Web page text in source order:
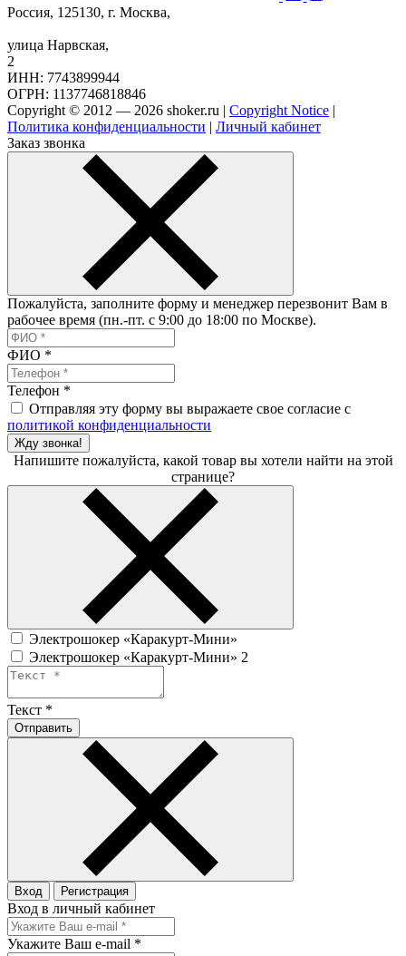
Россия, 125130, г. Москва,
улица Нарвская,
2
ИНН: 7743899944
ОГРН: 1137746818846
Copyright © 2012 — 2026 shoker.ru | Copyright Notice |
Политика конфиденциальности | Личный кабинет
Заказ звонка
Пожалуйста, заполните форму и менеджер перезвонит Вам в
рабочее время (пн.-пт. с 9:00 до 18:00 по Москве).
ФИО *
Телефон *
Отправляя эту форму вы выражаете свое согласие с
политикой конфиденциальности
Жду звонка!
Напишите пожалуйста, какой товар вы хотели найти на этой
странице?
Электрошокер «Каракурт-Мини»
Электрошокер «Каракурт-Мини» 2
Текст *
Отправить
Вход Регистрация
Вход в личный кабинет
Укажите Ваш e-mail *